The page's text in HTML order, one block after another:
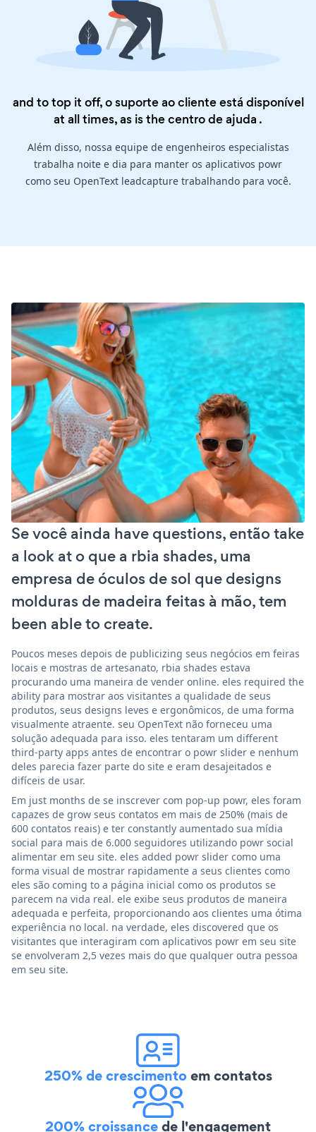
and to top it off, o suporte ao cliente está disponível
at all times, as is thecentro de ajuda .
Além disso, nossa equipe de engenheiros especialistas
trabalha noite e dia para manter os aplicativos powr
como seu OpenText leadcapture trabalhando para você.
Se você ainda have questions, então take
a look at o que a rbia shades, uma
empresa de óculos de sol que designs
molduras de madeira feitas à mão, tem
been able to create.
Poucos meses depois de publicizing seus negócios em feiras
locais e mostras de artesanato, rbia shades estava
procurando uma maneira de vender online. eles required the
ability para mostrar aos visitantes a qualidade de seus
produtos, seus designs leves e ergonômicos, de uma forma
visualmente atraente. seu OpenText não forneceu uma
solução adequada para isso. eles tentaram um different
third-party apps antes de encontrar o powr slider e nenhum
deles parecia fazer parte do site e eram desajeitados e
difíceis de usar.
Em just months de se inscrever com pop-up powr, eles foram
capazes de grow seus contatos em mais de 250% (mais de
600 contatos reais) e ter constantly aumentado sua mídia
social para mais de 6.000 seguidores utilizando powr social
alimentar em seu site. eles added powr slider como uma
forma visual de mostrar rapidamente a seus clientes como
eles são coming to a página inicial como os produtos se
parecem na vida real. ele exibe seus produtos de maneira
adequada e perfeita, proporcionando aos clientes uma ótima
experiência no local. na verdade, eles discovered que os
visitantes que interagiram com aplicativos powr em seu site
se envolveram 2,5 vezes mais do que qualquer outra pessoa
em seu site.
250% de crescimentoem contatos
200% croissancede l'engagement